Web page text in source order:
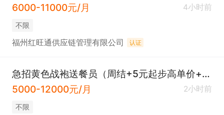
6000-11000元/月
4小时前
不限
福州红旺通供应链管理有限公司 认证
急招黄色战袍送餐员（周结+5元起步高单价+预支工资+现金奖励500元）
5000-12000元/月
2小时前
不限